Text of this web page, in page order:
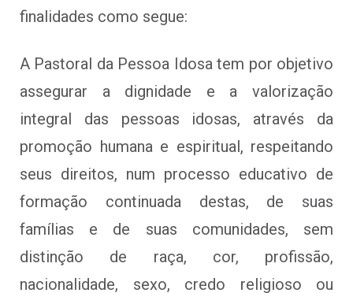
finalidades como segue:
A Pastoral da Pessoa Idosa tem por objetivo
assegurar a dignidade e a valorização
integral das pessoas idosas, através da
promoção humana e espiritual, respeitando
seus direitos, num processo educativo de
formação continuada destas, de suas
famílias e de suas comunidades, sem
distinção de raça, cor, profissão,
nacionalidade, sexo, credo religioso ou